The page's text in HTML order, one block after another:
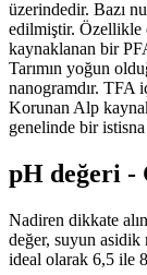
üzerindedir. Bazı
edilmiştir. Özellikle
kaynaklanan bir
Tarımın yoğun
nanogramdır. TFA
Korunan Alp
genelinde bir
pH değeri -
Nadiren dikkate
değer, suyun
ideal olarak 6,5 ile